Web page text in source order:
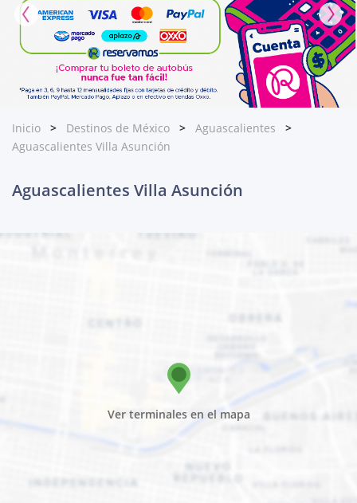
Inicio Destinos de México
Aguascalientes
Aguascalientes Villa Asunción
Aguascalientes Villa Asunción
Ver terminales en el mapa